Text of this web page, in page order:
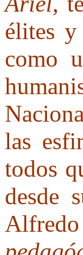
élites y
como
las
todos
desde